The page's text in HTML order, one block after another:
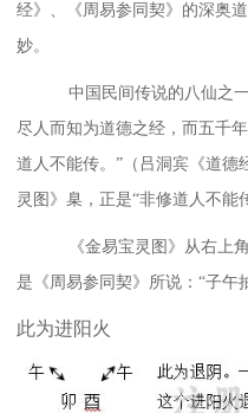
经》、《周易参同契》的深奥
妙。
中国民间传说的八仙之
尽人而知为道德之经，而五千
道人不能传。”（吕洞宾《道德
灵图》臬，正是“非修道人不能
《金易宝灵图》从右上
是《周易参同契》所说：“子午
此为进阳火